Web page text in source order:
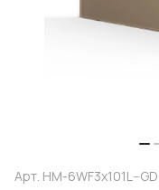
Арт. HM-6WF3x101L--GD